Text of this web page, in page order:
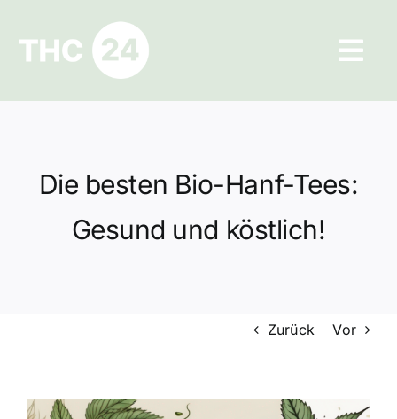
springen
Ratgeber
Datenschutz
Die besten Bio-Hanf-Tees:
Gesund und köstlich!
Zurück Vor
Zeige